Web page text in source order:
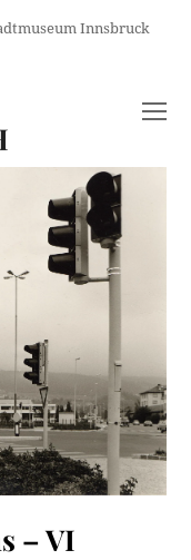
Innsbruck
– VI